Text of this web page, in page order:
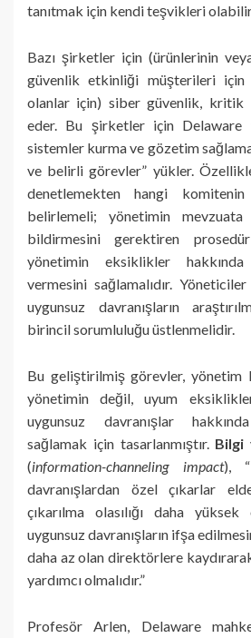
tanıtmak için kendi teşvikleri
Bazı şirketler için (ürünlerinin
güvenlik etkinliği müşterileri
olanlar için) siber güvenlik,
eder. Bu şirketler için Delaware
sistemler kurma ve gözetim
ve belirli görevler” yükler.
denetlemekten hangi
belirlemeli; yönetimin
bildirmesini gerektiren
yönetimin eksiklikler
vermesini sağlamalıdır.
uygunsuz davranışların
birincil sorumluluğu üstlenmelidir.
Bu geliştirilmiş görevler, yönetim
yönetimin değil, uyum
uygunsuz davranışlar
sağlamak için tasarlanmıştır. Bilgi
(information-channeling impact),
davranışlardan özel çıkarlar
çıkarılma olasılığı daha
uygunsuz davranışların ifşa
daha az olan direktörlere
yardımcı olmalıdır.”
Profesör Arlen, Delaware